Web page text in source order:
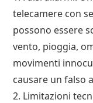
telecamere con
possono essere
vento, pioggia,
movimenti
causare un falso
2. Limitazioni